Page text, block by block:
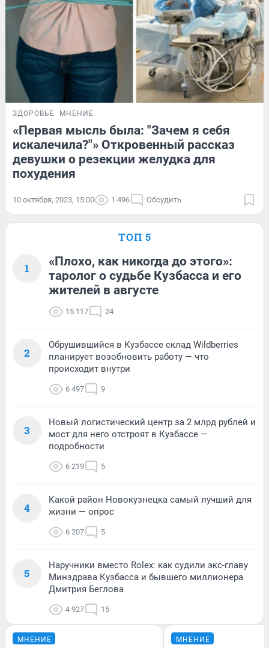
ЗДОРОВЬЕ МНЕНИЕ
«Первая мысль была: "Зачем я себя
искалечила?"» Откровенный рассказ
девушки о резекции желудка для
похудения
10 октября, 2023, 15:00 1 496 Обсудить
ТОП 5
1
«Плохо, как никогда до этого»:
таролог о судьбе Кузбасса и его
жителей в августе
15 117 24
2
Обрушившийся в Кузбассе склад Wildberries
планирует возобновить работу — что
происходит внутри
6 497 9
3
Новый логистический центр за 2 млрд рублей и
мост для него отстроят в Кузбассе —
подробности
6 219 5
4
Какой район Новокузнецка самый лучший для
жизни — опрос
6 207 5
5
Наручники вместо Rolex: как судили экс-главу
Минздрава Кузбасса и бывшего миллионера
Дмитрия Беглова
4 927 15
МНЕНИЕ МНЕНИЕ